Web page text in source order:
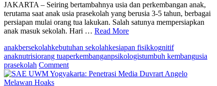
JAKARTA – Seiring bertambahnya usia dan perkembangan anak,
terutama saat anak usia prasekolah yang berusia 3-5 tahun, berbagai
persiapan mulai orang tua lakukan. Salah satunya mempersiapkan
anak masuk sekolah. Hari … Read More
anakbersekolahkebutuhan sekolahkesiapan fisikkognitif
anaknutrisiorang tuaperkembanganpsikologistumbuh kembangusia
prasekolah Commenton
Wajib